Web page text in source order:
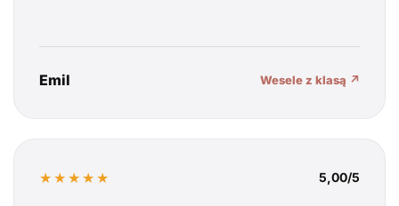
Emil Wesele z klasą ↗
★★★★★ 5,00/5